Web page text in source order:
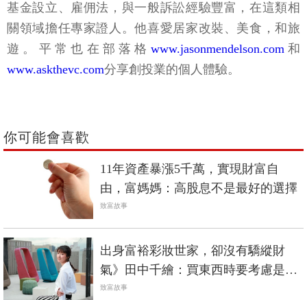
基金設立、雇佣法，與一般訴訟經驗豐富，在這類相
關領域擔任專家證人。他喜愛居家改裝、美食，和旅
遊。平常也在部落格 www.jasonmendelson.com和
www.askthevc.com分享創投業的個人體驗。
你可能會喜歡
11年資產暴漲5千萬，實現財富自
由，富媽媽：高股息不是最好的選擇
致富故事
出身富裕彩妝世家，卻沒有驕縱財
氣》田中千繪：買東西時要考慮是否
會用超過10年
致富故事